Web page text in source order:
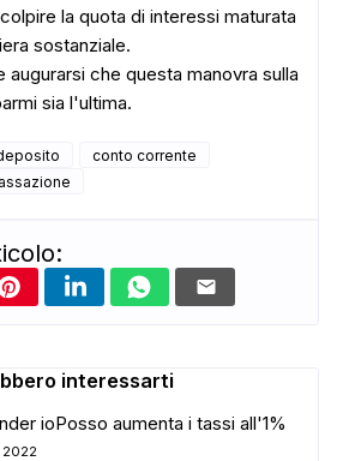
la quota di interessi maturata
sostanziale.
augurarsi che questa manovra sulla
sia l'ultima.
conto corrente
interessarti
ioPosso aumenta i tassi all'1%